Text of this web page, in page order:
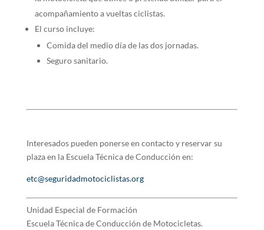
acompañamiento a vueltas ciclistas.
El curso incluye:
Comida del medio día de las dos jornadas.
Seguro sanitario.
Interesados pueden ponerse en contacto y reservar su
plaza en la Escuela Técnica de Conducción en:
etc@seguridadmotociclistas.org
Unidad Especial de Formación
Escuela Técnica de Conducción de Motocicletas.